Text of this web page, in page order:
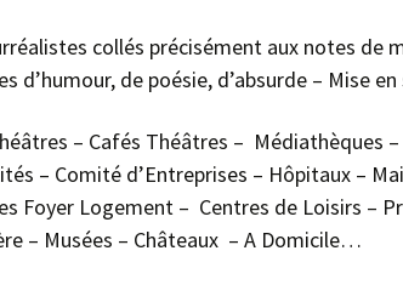
collés précisément aux notes de
d’humour, de poésie, d’absurde – Mise
– Cafés Théâtres – Médiathèques
– Comité d’Entreprises – Hôpitaux –
Foyer Logement – Centres de Loisirs –
– Musées – Châteaux – A Domicile…